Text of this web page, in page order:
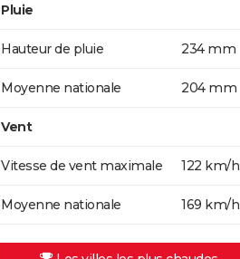
Pluie
Hauteur de pluie 234 mm
Moyenne nationale 204 mm
Vent
Vitesse de vent maximale 122 km/h
Moyenne nationale 169 km/h